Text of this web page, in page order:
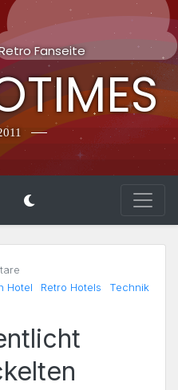
Fanseite
Hotel
Retro Hotels Technik